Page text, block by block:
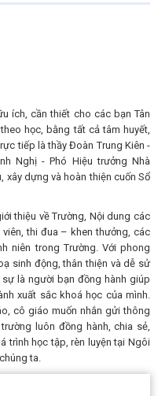
ích, cần thiết cho các bạn Tân
học, bằng tất cả tâm huyết,
tiếp là thầy Đoàn Trung Kiên -
Nghị - Phó Hiệu trưởng Nhà
xây dựng và hoàn thiện cuốn Sổ
thiệu về Trường, Nội dung các
thi đua – khen thưởng, các
niên trong Trường. Với phong
sinh động, thân thiện và dễ sử
là người bạn đồng hành giúp
xuất sắc khoá học của mình.
cô giáo muốn nhắn gửi thông
luôn đồng hành, chia sẻ,
trình học tập, rèn luyện tại Ngôi
ta.